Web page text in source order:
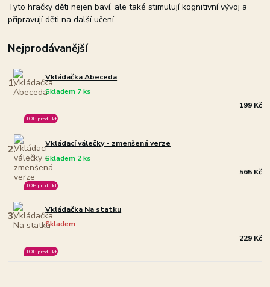
Tyto hračky děti nejen baví, ale také stimulují kognitivní vývoj a
připravují děti na další učení.
Nejprodávanější
1. Vkládačka Abeceda
Skladem 7 ks
TOP produkt
199 Kč
2. Vkládací válečky - zmenšená verze
Skladem 2 ks
TOP produkt
565 Kč
3. Vkládačka Na statku
Skladem
TOP produkt
229 Kč